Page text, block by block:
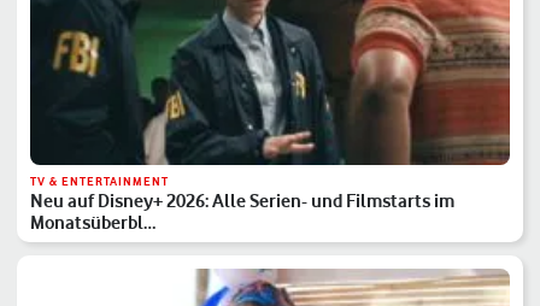
TV & ENTERTAINMENT
Neu auf Disney+ 2026: Alle Serien- und Filmstarts im
Monatsüberbl…